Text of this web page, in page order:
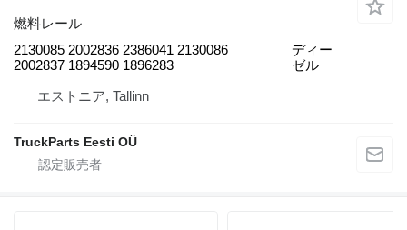
燃料レール
2130085 2002836 2386041 2130086
2002837 1894590 1896283
ディー
ゼル
エストニア, Tallinn
TruckParts Eesti OÜ